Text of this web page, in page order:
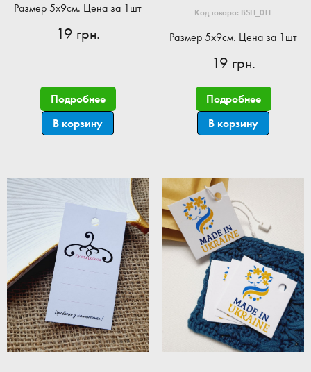
Размер 5x9см. Цена за 1шт
19 грн.
Подробнее
В корзину
Код товара: BSH_011
Размер 5x9см. Цена за 1шт
19 грн.
Подробнее
В корзину